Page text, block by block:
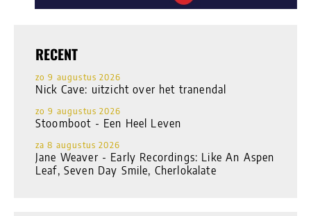
RECENT
zo 9 augustus 2026
Nick Cave: uitzicht over het tranendal
zo 9 augustus 2026
Stoomboot - Een Heel Leven
za 8 augustus 2026
Jane Weaver - Early Recordings: Like An Aspen
Leaf, Seven Day Smile, Cherlokalate